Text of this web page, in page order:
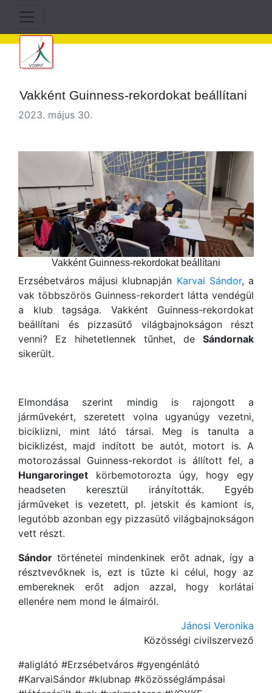
Vakként Guinness-rekordokat beállítani
2023. május 30.
Vakként Guinness-rekordokat beállítani
Erzsébetváros májusi klubnapján Karvai Sándor, a
vak többszörös Guinness-rekordert látta vendégül
a klub tagsága. Vakként Guinness-rekordokat
beállítani és pizzasütő világbajnokságon részt
venni? Ez hihetetlennek tűnhet, de Sándornak
sikerült.
Elmondása szerint mindig is rajongott a
járművekért, szeretett volna ugyanúgy vezetni,
biciklizni, mint látó társai. Meg is tanulta a
biciklizést, majd indított be autót, motort is. A
motorozással Guinness-rekordot is állított fel, a
Hungaroringet körbemotorozta úgy, hogy egy
headseten keresztül irányították. Egyéb
járműveket is vezetett, pl. jetskit és kamiont is,
legutóbb azonban egy pizzasütő világbajnokságon
vett részt.
Sándor történetei mindenkinek erőt adnak, így a
résztvevőknek is, ezt is tűzte ki célul, hogy az
embereknek erőt adjon azzal, hogy korlátai
ellenére nem mond le álmairól.
Jánosi Veronika
Közösségi civilszervező
#aliglátó #Erzsébetváros #gyengénlátó
#KarvaiSándor #klubnap #közösséglámpásai